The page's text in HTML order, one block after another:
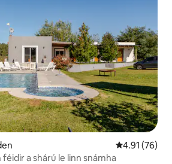
Meánrátáil
4.91 (76)
a shárú le linn snámha